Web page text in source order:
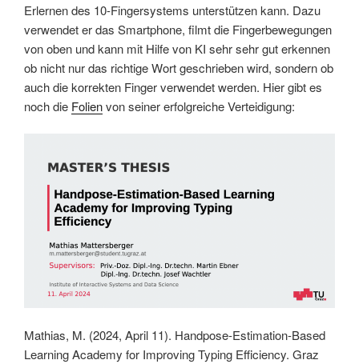
Erlernen des 10-Fingersystems unterstützen kann. Dazu
verwendet er das Smartphone, filmt die Fingerbewegungen
von oben und kann mit Hilfe von KI sehr sehr gut erkennen
ob nicht nur das richtige Wort geschrieben wird, sondern ob
auch die korrekten Finger verwendet werden. Hier gibt es
noch die Folienvon seiner erfolgreiche Verteidigung:
Mathias, M. (2024, April 11). Handpose-Estimation-Based
Learning Academy for Improving Typing Efficiency. Graz